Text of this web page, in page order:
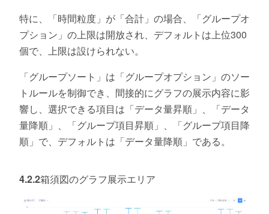
特に、「時間粒度」が「合計」の場合、「グループオ
プション」の上限は開放され、デフォルトは上位300
個で、上限は設けられない。
「グループソート」は「グループオプション」のソー
トルールを制御でき、間接的にグラフの展示内容に影
響し、選択できる項目は「データ量昇順」、「データ
量降順」、「グループ項目昇順」、「グループ項目降
順」で、デフォルトは「データ量降順」である。
4.2.2箱須図のグラフ展示エリア